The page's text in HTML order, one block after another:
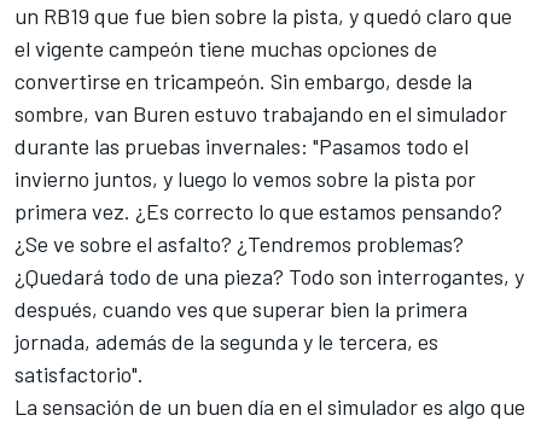
un RB19 que fue bien sobre la pista, y quedó claro que
el vigente campeón tiene muchas opciones de
convertirse en tricampeón. Sin embargo, desde la
sombre, van Buren estuvo trabajando en el simulador
durante las pruebas invernales: "Pasamos todo el
invierno juntos, y luego lo vemos sobre la pista por
primera vez. ¿Es correcto lo que estamos pensando?
¿Se ve sobre el asfalto? ¿Tendremos problemas?
¿Quedará todo de una pieza? Todo son interrogantes, y
después, cuando ves que superar bien la primera
jornada, además de la segunda y le tercera, es
satisfactorio".
La sensación de un buen día en el simulador es algo que